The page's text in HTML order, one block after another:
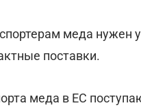
меда нужен
поставки.
меда в ЕС